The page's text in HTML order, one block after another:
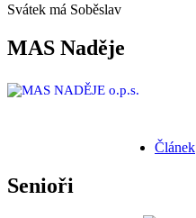
Svátek má Soběslav
MAS Naděje
Článek
Senioři